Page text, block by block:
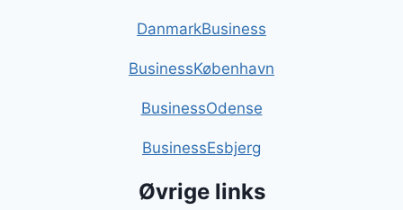
DanmarkBusiness
BusinessKøbenhavn
BusinessOdense
BusinessEsbjerg
Øvrige links